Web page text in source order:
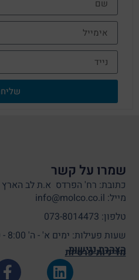
שמרו על קשר
כתובת: רח' הפרדס א.ת לב
מייל: info@molco.co.il
טלפון: 073-8014473
שעות פעילות: ימים א' - ה' 8:00 - 17:00
הצהרת נגישות
מדיניות פרטיות